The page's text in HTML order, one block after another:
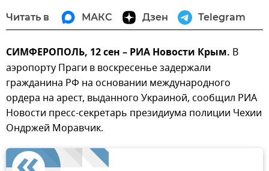
Читать в МАКС Дзен Telegram
СИМФЕРОПОЛЬ, 12 сен – РИА Новости Крым. В
аэропорту Праги в воскресенье задержали
гражданина РФ на основании международного
ордера на арест, выданного Украиной, сообщил РИА
Новости пресс-секретарь президиума полиции Чехии
Ондржей Моравчик.